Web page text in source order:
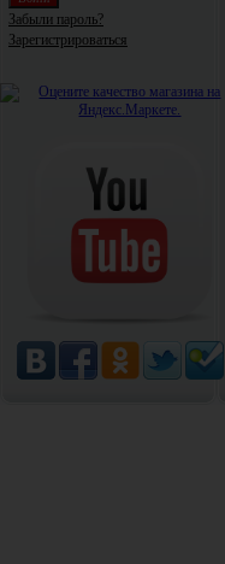
Забыли пароль?
Зарегистрироваться